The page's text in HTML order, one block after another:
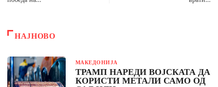
НАЈНОВО
МАКЕДОНИЈА
ТРАМП НАРЕДИ ВОЈСКАТА ДА
КОРИСТИ МЕТАЛИ САМО ОД